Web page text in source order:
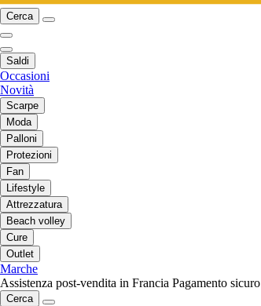
Cerca
Saldi
Occasioni
Novità
Scarpe
Moda
Palloni
Protezioni
Fan
Lifestyle
Attrezzatura
Beach volley
Cure
Outlet
Marche
Assistenza post-vendita in Francia Pagamento sicuro
Cerca